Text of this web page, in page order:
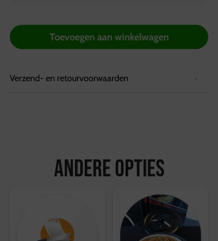
Toevoegen aan winkelwagen
Verzend- en retourvoorwaarden
Ophalen kan bij de vestiging in Hattemerbroek, van
maandag tot en met zaterdag tussen 10:00 en 17:00
Herroepingsrecht geldt niet voor etenswaren.
Voor overige producten geldt een retourtermijn van 14
dagen, waarbij de volledige kosten worden vergoed.
Andere opties